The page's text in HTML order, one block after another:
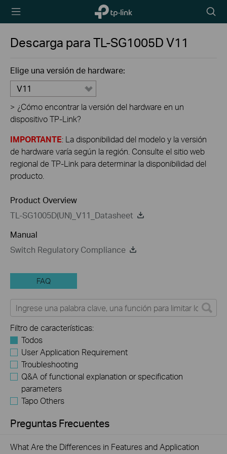
TP-Link,
Reliably
icon
Descarga paraTL-SG1005DV11
Elige una versión de hardware:
V11
> ¿Cómo encontrar la versión del hardware en un
dispositivo TP-Link?
IMPORTANTE: La disponibilidad del modelo y la versión
de hardware varía según la región. Consulte el sitio web
regional de TP-Link para determinar la disponibilidad del
producto.
Product Overview
TL-SG1005D(UN)_V11_Datasheet
Manual
Switch Regulatory Compliance
FAQ
Filtro de características:
Todos
User Application Requirement
Troubleshooting
Q&A of functional explanation or specification
parameters
Tapo Others
Preguntas Frecuentes
What Are the Differences in Features and Application